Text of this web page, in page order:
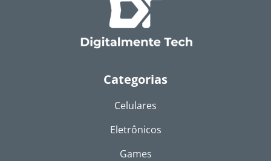
Categorias
Celulares
Eletrônicos
Games